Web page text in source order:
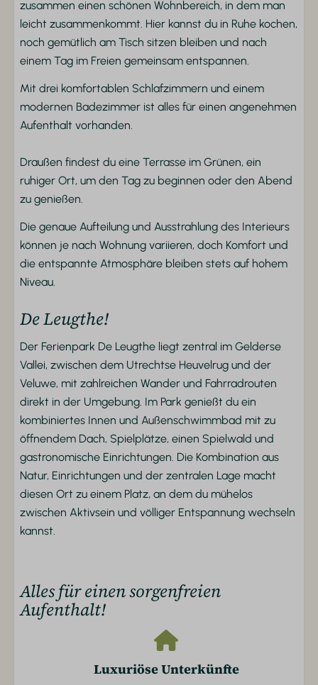
Erdgeschoss
Unterhaltung
Wi-Fi
Flachbildfernseher
Dusche
Toilette
Wastafel
Schlafzimmer
Bettzeug
Garderobe
Heizung und Kühlung
Zentralheizung
Außenbereich
Garten
Gartenmöbel
Parkeerplaats
Terrasse
Parkeinrichtungen
Fahrradverleih
Fußballplatz
Streichelzoo
zusammen einen schönen Wohnbereich, in dem man
leicht zusammenkommt. Hier kannst du in Ruhe kochen,
noch gemütlich am Tisch sitzen bleiben und nach
einem Tag im Freien gemeinsam entspannen.
Mit drei komfortablen Schlafzimmern und einem
modernen Badezimmer ist alles für einen angenehmen
Aufenthalt vorhanden.
Draußen findest du eine Terrasse im Grünen, ein
ruhiger Ort, um den Tag zu beginnen oder den Abend
zu genießen.
Die genaue Aufteilung und Ausstrahlung des Interieurs
können je nach Wohnung variieren, doch Komfort und
die entspannte Atmosphäre bleiben stets auf hohem
Niveau.
De Leugthe!
Der Ferienpark De Leugthe liegt zentral im Gelderse
Vallei, zwischen dem Utrechtse Heuvelrug und der
Veluwe, mit zahlreichen Wander und Fahrradrouten
direkt in der Umgebung. Im Park genießt du ein
kombiniertes Innen und Außenschwimmbad mit zu
öffnendem Dach, Spielplätze, einen Spielwald und
gastronomische Einrichtungen. Die Kombination aus
Natur, Einrichtungen und der zentralen Lage macht
diesen Ort zu einem Platz, an dem du mühelos
zwischen Aktivsein und völliger Entspannung wechseln
kannst.
Alles für einen sorgenfreien
Aufenthalt!
Luxuriöse Unterkünfte